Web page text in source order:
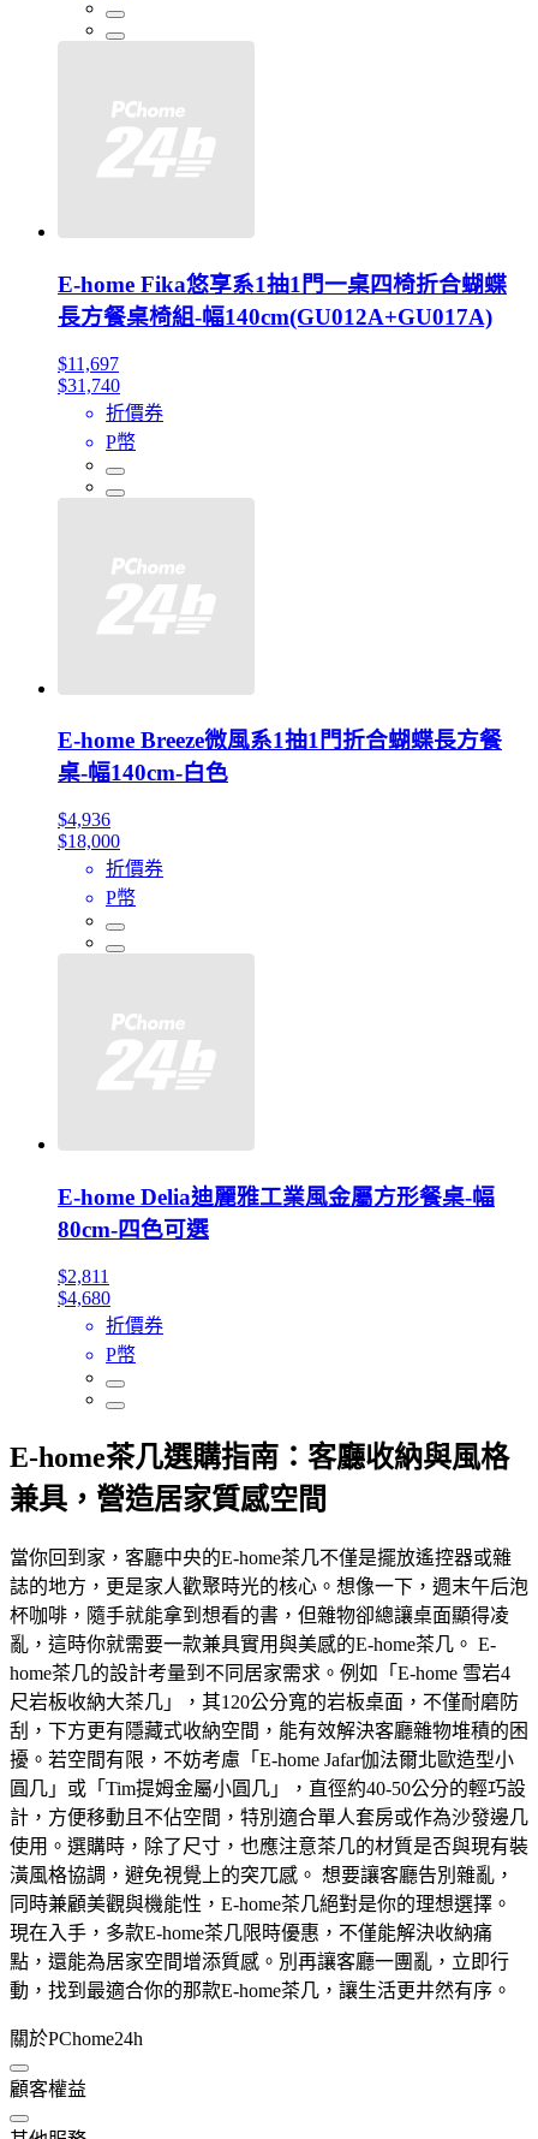
E-home Fika悠享系1抽1門一桌四椅折合蝴蝶
長方餐桌椅組-幅140cm(GU012A+GU017A)
$11,697
$31,740
折價券
P幣
E-home Breeze微風系1抽1門折合蝴蝶長方餐
桌-幅140cm-白色
$4,936
$18,000
折價券
P幣
E-home Delia迪麗雅工業風金屬方形餐桌-幅
80cm-四色可選
$2,811
$4,680
折價券
P幣
E-home茶几選購指南：客廳收納與風格
兼具，營造居家質感空間
當你回到家，客廳中央的E-home茶几不僅是擺放遙控器或雜
誌的地方，更是家人歡聚時光的核心。想像一下，週末午后泡
杯咖啡，隨手就能拿到想看的書，但雜物卻總讓桌面顯得凌
亂，這時你就需要一款兼具實用與美感的E-home茶几。 E-
home茶几的設計考量到不同居家需求。例如「E-home 雪岩4
尺岩板收納大茶几」，其120公分寬的岩板桌面，不僅耐磨防
刮，下方更有隱藏式收納空間，能有效解決客廳雜物堆積的困
擾。若空間有限，不妨考慮「E-home Jafar伽法爾北歐造型小
圓几」或「Tim提姆金屬小圓几」，直徑約40-50公分的輕巧設
計，方便移動且不佔空間，特別適合單人套房或作為沙發邊几
使用。選購時，除了尺寸，也應注意茶几的材質是否與現有裝
潢風格協調，避免視覺上的突兀感。 想要讓客廳告別雜亂，
同時兼顧美觀與機能性，E-home茶几絕對是你的理想選擇。
現在入手，多款E-home茶几限時優惠，不僅能解決收納痛
點，還能為居家空間增添質感。別再讓客廳一團亂，立即行
動，找到最適合你的那款E-home茶几，讓生活更井然有序。
關於PChome24h
顧客權益